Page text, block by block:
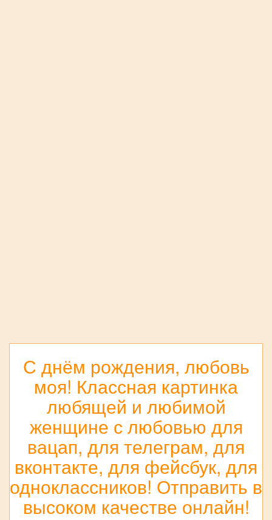
С днём рождения, любовь
моя! Классная картинка
любящей и любимой
женщине с любовью для
вацап, для телеграм, для
вконтакте, для фейсбук, для
одноклассников! Отправить в
высоком качестве онлайн!